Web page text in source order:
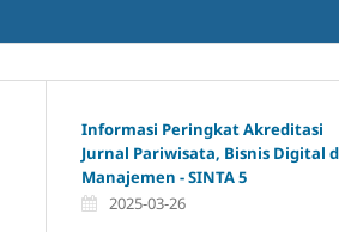
Informasi Peringkat Akreditasi
Jurnal Pariwisata, Bisnis Digital
Manajemen - SINTA 5
2025-03-26